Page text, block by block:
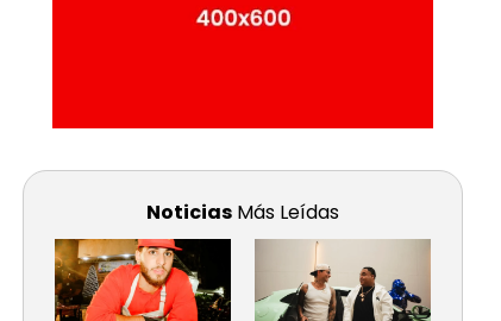
Noticias Más Leídas